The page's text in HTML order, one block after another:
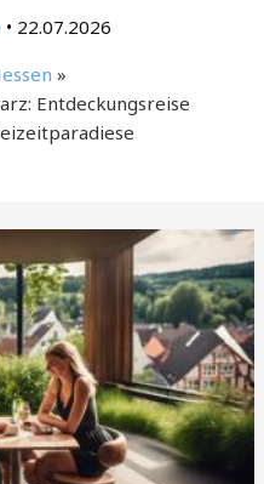
• 22.07.2026
Entdeckungsreise